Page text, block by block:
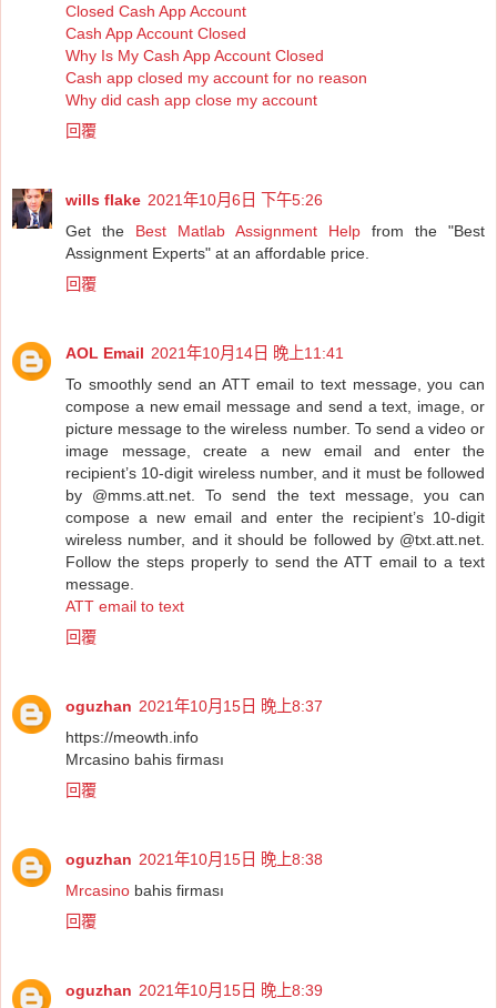
Closed Cash App Account
Cash App Account Closed
Why Is My Cash App Account Closed
Cash app closed my account for no reason
Why did cash app close my account
回覆
wills flake 2021年10月6日 下午5:26
Get the Best Matlab Assignment Help from the "Best
Assignment Experts" at an affordable price.
回覆
AOL Email 2021年10月14日 晚上11:41
To smoothly send an ATT email to text message, you can
compose a new email message and send a text, image, or
picture message to the wireless number. To send a video or
image message, create a new email and enter the
recipient’s 10-digit wireless number, and it must be followed
by @mms.att.net. To send the text message, you can
compose a new email and enter the recipient’s 10-digit
wireless number, and it should be followed by @txt.att.net.
Follow the steps properly to send the ATT email to a text
message.
ATT email to text
回覆
oguzhan 2021年10月15日 晚上8:37
https://meowth.info
Mrcasino bahis firması
回覆
oguzhan 2021年10月15日 晚上8:38
Mrcasino bahis firması
回覆
oguzhan 2021年10月15日 晚上8:39